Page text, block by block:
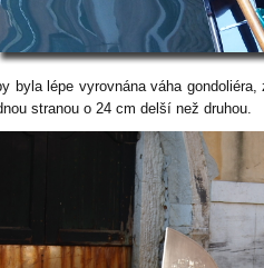
byla lépe vyrovnána váha
stranou o 24 cm delší než druhou.